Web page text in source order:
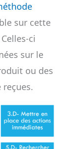
sur cette
ci
sur le
ou des